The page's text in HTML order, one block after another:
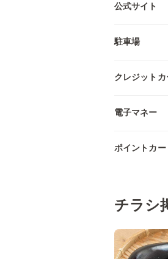
公式サイト
駐車場
クレジットカ
電子マネー
ポイントカー
チラシ